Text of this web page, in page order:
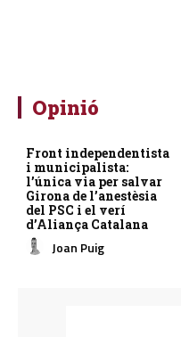
Opinió
Front independentista
i municipalista:
l’única via per salvar
Girona de l’anestèsia
del PSC i el verí
d’Aliança Catalana
Joan Puig